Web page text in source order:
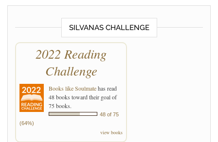
SILVANAS CHALLENGE
2022 Reading
Challenge
Books like Soulmatehas read
48 books toward their goal of
75 books.
48 of 75
(64%)
view books